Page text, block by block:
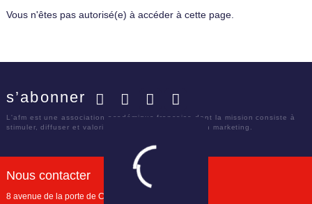
Vous n'êtes pas autorisé(e) à accéder à cette page.
s’abonner
L'afm est une association académique française dont la mission consiste à
stimuler, diffuser et valoriser le savoir scientifique en marketing.
Nous contacter
8 avenue de la porte de Champerret